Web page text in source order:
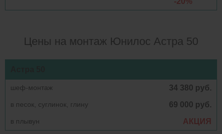
Цены на монтаж Юнилос Астра 50
шеф-монтаж 34 380 руб.
в песок, суглинок, глину 69 000 руб.
в плывун АКЦИЯ